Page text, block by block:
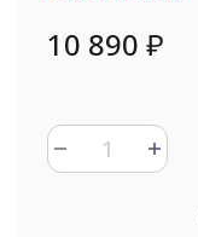
10 890 ₽